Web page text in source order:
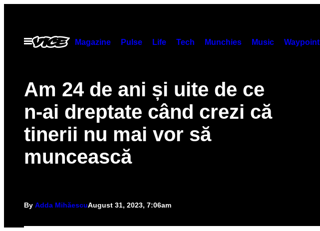
contentOpen
Menu
Magazine Pulse Life Tech Munchies Music Waypoint
Am 24 de ani și uite de ce
n-ai dreptate când crezi că
tinerii nu mai vor să
muncească
By Adda MihăescuAugust 31, 2023, 7:06am